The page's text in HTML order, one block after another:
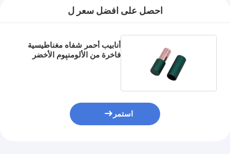
احصل على افضل سعر ل
أنابيب أحمر شفاه مغناطيسية
فاخرة من الألومنيوم الأخضر
استمر